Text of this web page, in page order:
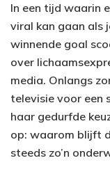
In een tijd waarin
viral kan gaan als
winnende goal
over
media. Onlangs
televisie voor een
haar gedurfde
op: waarom blijft
steeds zo’n